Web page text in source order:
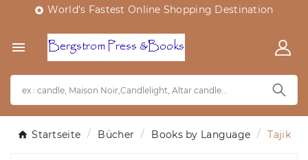
 World's Fastest Online Shopping Destination

Startseite Bücher Books by Language Tajik